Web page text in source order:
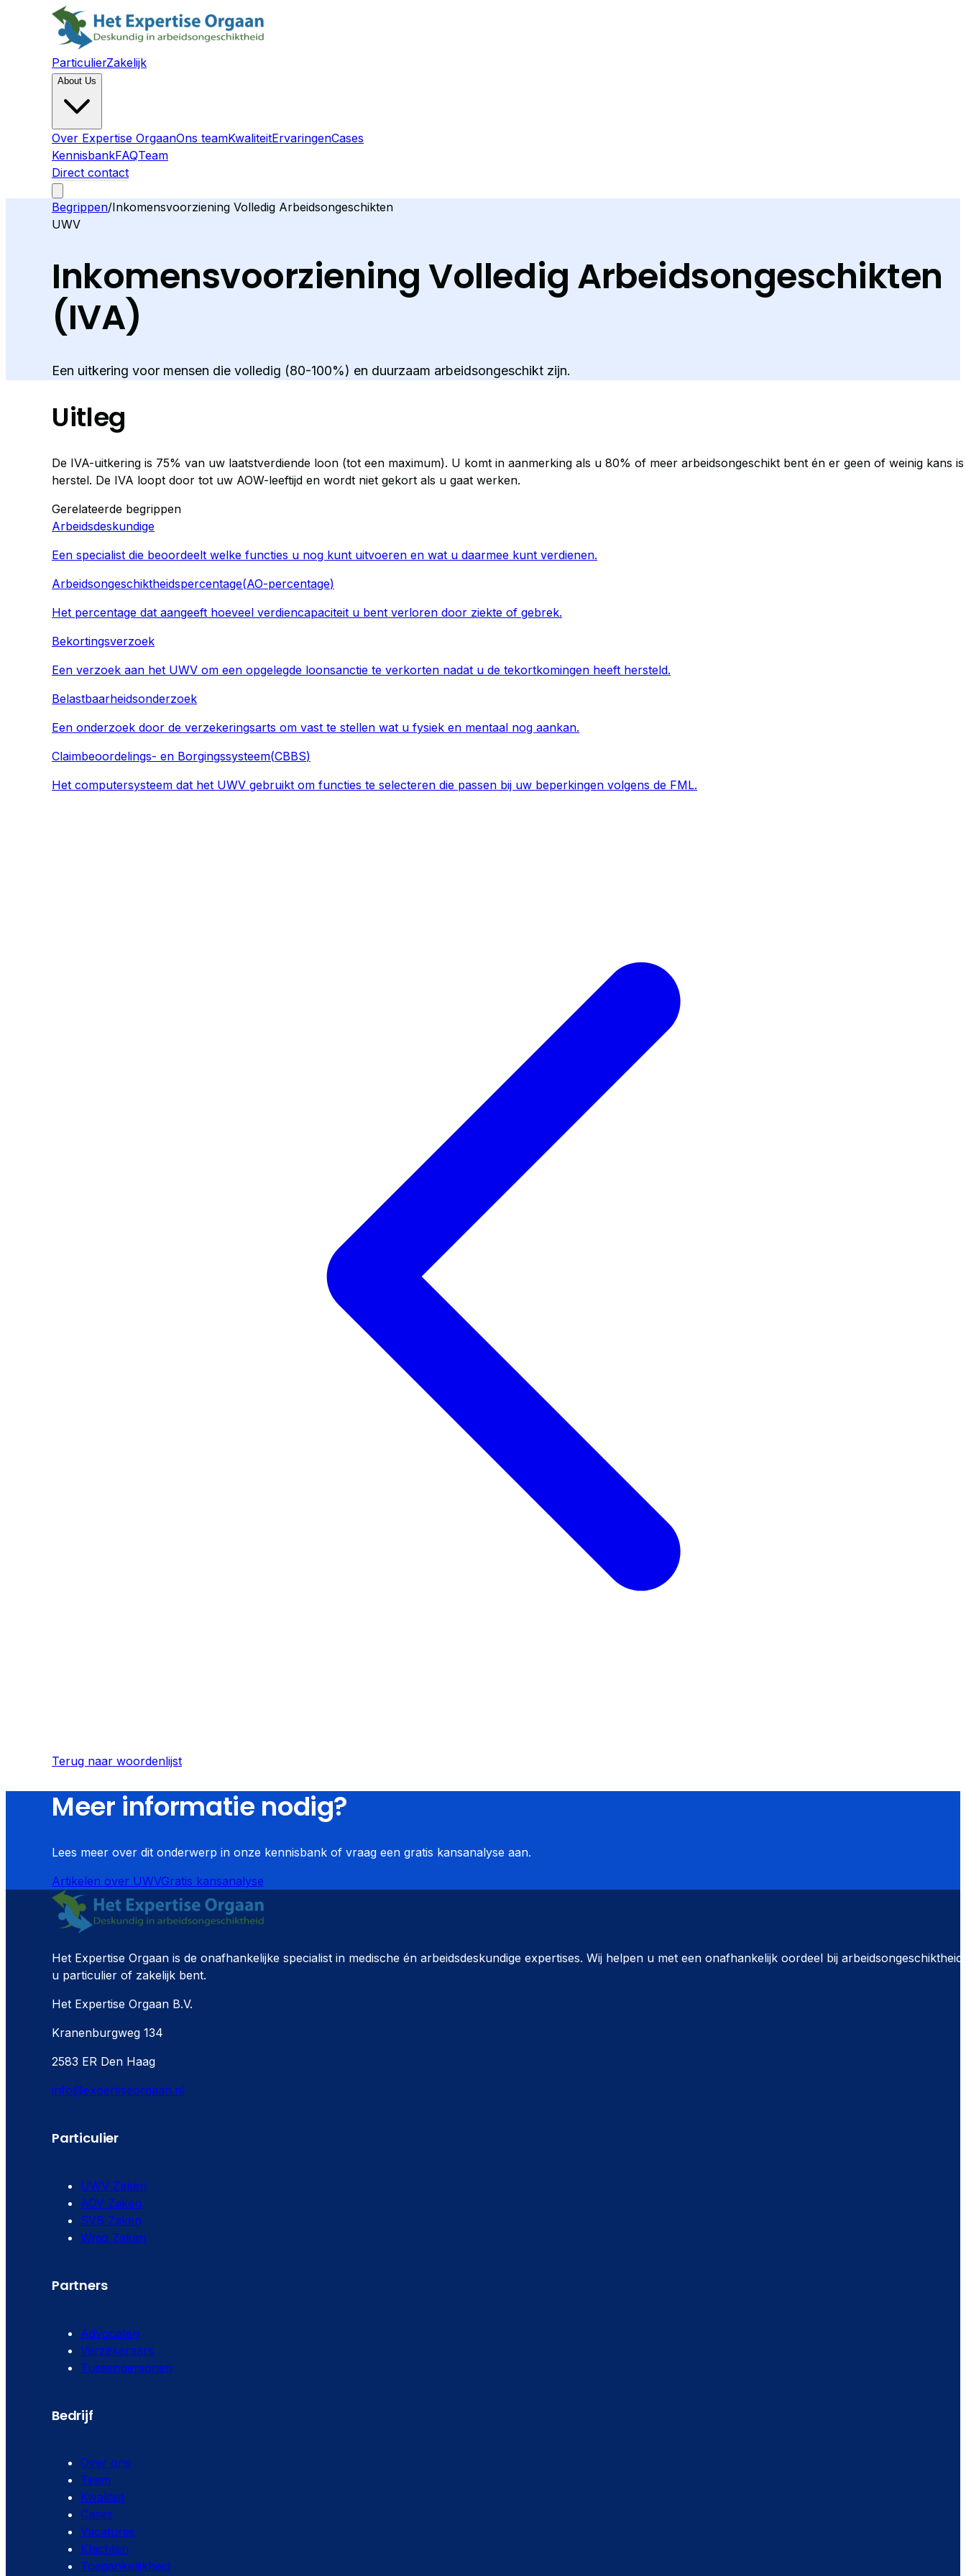
ParticulierZakelijk
About Us
Over Expertise OrgaanOns teamKwaliteitErvaringenCases
KennisbankFAQTeam
Direct contact
Begrippen/Inkomensvoorziening Volledig Arbeidsongeschikten
UWV
Inkomensvoorziening Volledig Arbeidsongeschikten
(IVA)
Een uitkering voor mensen die volledig (80-100%) en duurzaam arbeidsongeschikt zijn.
Uitleg
De IVA-uitkering is 75% van uw laatstverdiende loon (tot een maximum). U komt in aanmerking als u 80% of meer arbeidsongeschikt bent én er geen of weinig kans
herstel. De IVA loopt door tot uw AOW-leeftijd en wordt niet gekort als u gaat werken.
Gerelateerde begrippen
Arbeidsdeskundige
Een specialist die beoordeelt welke functies u nog kunt uitvoeren en wat u daarmee kunt verdienen.
Arbeidsongeschiktheidspercentage(AO-percentage)
Het percentage dat aangeeft hoeveel verdiencapaciteit u bent verloren door ziekte of gebrek.
Bekortingsverzoek
Een verzoek aan het UWV om een opgelegde loonsanctie te verkorten nadat u de tekortkomingen heeft hersteld.
Belastbaarheidsonderzoek
Een onderzoek door de verzekeringsarts om vast te stellen wat u fysiek en mentaal nog aankan.
Claimbeoordelings- en Borgingssysteem(CBBS)
Het computersysteem dat het UWV gebruikt om functies te selecteren die passen bij uw beperkingen volgens de FML.
Terug naar woordenlijst
Meer informatie nodig?
Lees meer over dit onderwerp in onze kennisbank of vraag een gratis kansanalyse aan.
Artikelen over UWVGratis kansanalyse
Het Expertise Orgaan is de onafhankelijke specialist in medische én arbeidsdeskundige expertises. Wij helpen u met een onafhankelijk oordeel bij
u particulier of zakelijk bent.
Het Expertise Orgaan B.V.
Kranenburgweg 134
2583 ER Den Haag
info@expertiseorgaan.nl
Particulier
UWV Zaken
AOV Zaken
SVB Zaken
Wmo Zaken
Partners
Advocaten
Verzekeraars
Tussenpersonen
Bedrijf
Over ons
Team
Kwaliteit
Cases
Vacatures
Klachten
Toegankelijkheid